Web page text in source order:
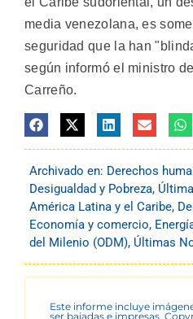
media venezolana, es
seguridad que la han
según informó el ministro
Carreño.
Archivado en: Derechos
Desigualdad y Pobreza,
América Latina y el Caribe,
Economía y comercio,
del Milenio (ODM), Últimas
Este informe incluye
ser bajadas e impresas.